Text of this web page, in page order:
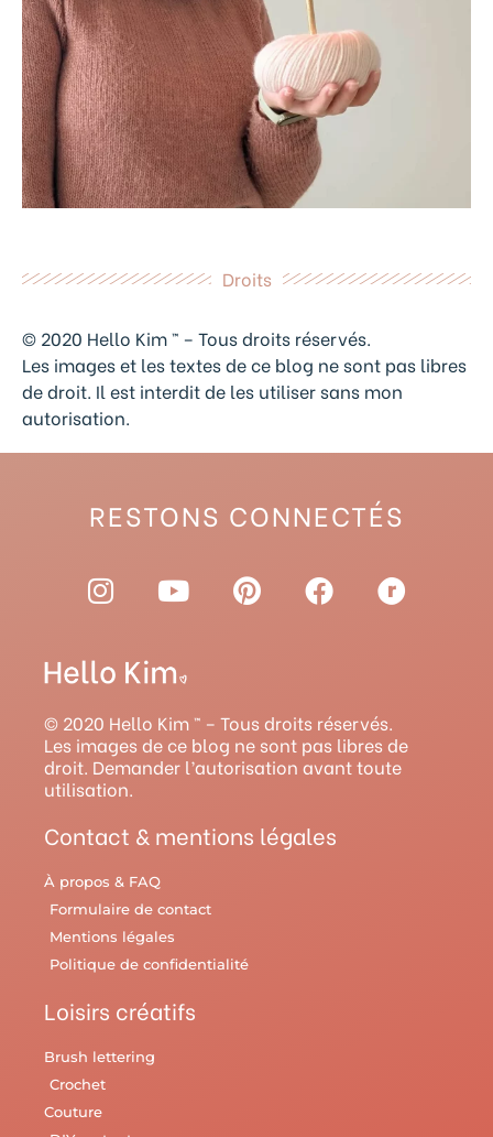
Droits
© 2020 Hello Kim ™ – Tous droits réservés.
Les images et les textes de ce blog ne sont pas libres
de droit. Il est interdit de les utiliser sans mon
autorisation.
RESTONS CONNECTÉS
I
n
t
a
g
r
a
m
Y
o
t
u
b
e
P
i
r
e
s
F
a
o
o
k
R
a
y
© 2020 Hello Kim ™ – Tous droits réservés.
Les images de ce blog ne sont pas libres de
droit. Demander l’autorisation avant toute
utilisation.
Contact & mentions légales
À propos & FAQ
Formulaire de contact
Mentions légales
Politique de confidentialité
Loisirs créatifs
Brush lettering
Crochet
Couture